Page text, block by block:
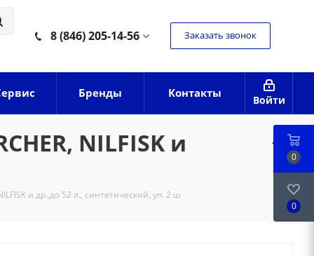
8 (846) 205-14-56 Заказать звонок
Войти
Бренды Контакты
NILFISK и
и др.,до 52 л., синтетический, уп. 2 ш
0
0